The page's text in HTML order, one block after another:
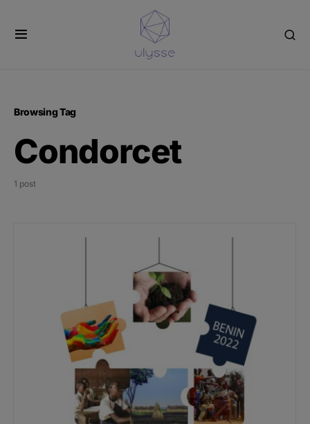
Panneau de gestion des cookies
Browsing Tag
Condorcet
1 post